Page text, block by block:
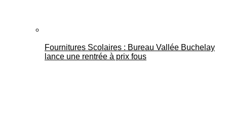
Fournitures Scolaires : Bureau Vallée Buchelay
lance une rentrée à prix fous